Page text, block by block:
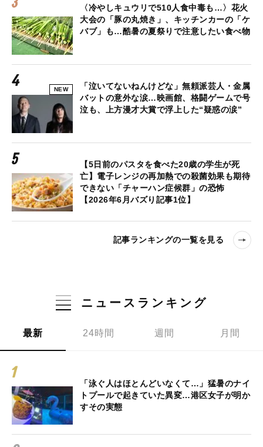
〈冷やしキュウリで510人食中毒も…〉花火
大会の「豚の丸焼き」、キッチンカーの「ケ
バブ」も…酷暑の夏祭りで注意したい食べ物
NEW
「泣いてないねんけどな」無頼派芸人・金属
バットの意外な涙…映画館、格闘ゲームで号
泣も、上方漫才大賞で浮上した“疑惑の涙”
【5日前のパスタを食べた20歳の学生が死
亡】電子レンジの再加熱での殺菌効果も期待
できない「チャーハン症候群」の恐怖
【2026年6月バズり記事1位】
記事ランキングの一覧を見る
ニュースランキング
最新 24時間 週間 月間
「泳ぐ人はほとんどいなくて…」猛暑のナイ
トプールで起きていた異変…港区女子が明か
すその実態